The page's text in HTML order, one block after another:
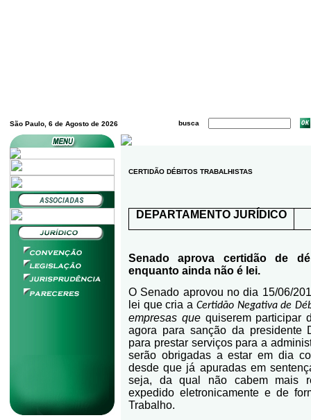
São Paulo, 6 de Agosto de 2026 busca
CERTIDÃO DÉBITOS TRABALHISTAS
DEPARTAMENTO JURÍDICO
Senado aprova certidão de
enquanto ainda não é lei.
O Senado aprovou no dia 15/06/
lei que cria a Certidão Negativa de
empresas quequiserem participar
agora para sanção da presidente
para prestar serviços para a
serão obrigadas a estar em dia
desde que já apuradas em
seja, da qual não cabem mais
expedido eletronicamente e de
Trabalho.